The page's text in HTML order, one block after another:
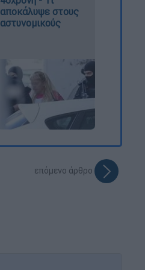
αποκάλυψε στους
αστυνομικούς
επόμενο άρθρο